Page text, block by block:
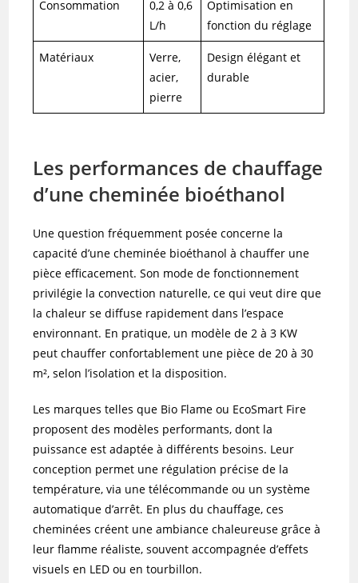
Consommation
0,2 à 0,6
L/h
Optimisation en
fonction du réglage
Matériaux
Verre,
acier,
pierre
Design élégant et
durable
Les performances de chauffage
d’une cheminée bioéthanol
Une question fréquemment posée concerne la
capacité d’une cheminée bioéthanol à chauffer une
pièce efficacement. Son mode de fonctionnement
privilégie la convection naturelle, ce qui veut dire que
la chaleur se diffuse rapidement dans l’espace
environnant. En pratique, un modèle de 2 à 3 KW
peut chauffer confortablement une pièce de 20 à 30
m², selon l’isolation et la disposition.
Les marques telles que Bio Flame ou EcoSmart Fire
proposent des modèles performants, dont la
puissance est adaptée à différents besoins. Leur
conception permet une régulation précise de la
température, via une télécommande ou un système
automatique d’arrêt. En plus du chauffage, ces
cheminées créent une ambiance chaleureuse grâce à
leur flamme réaliste, souvent accompagnée d’effets
visuels en LED ou en tourbillon.